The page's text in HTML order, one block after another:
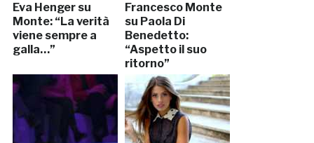
Eva Henger su
Monte: “La verità
viene sempre a
galla…”
Francesco Monte
su Paola Di
Benedetto:
“Aspetto il suo
ritorno”